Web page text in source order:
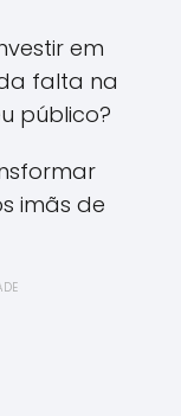
em
falta na
público?
imãs de